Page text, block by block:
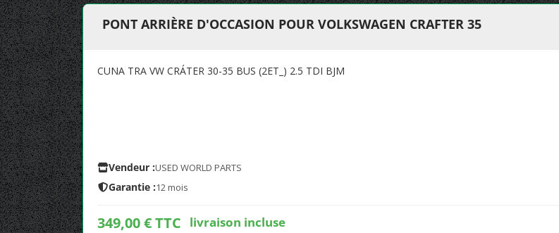
PONT ARRIÈRE D'OCCASION POUR VOLKSWAGEN CRAFTER 35
CUNA TRA VW CRÁTER 30-35 BUS (2ET_) 2.5 TDI BJM
Vendeur :USED WORLD PARTS
Garantie :12 mois
349,00 € TTC livraison incluse